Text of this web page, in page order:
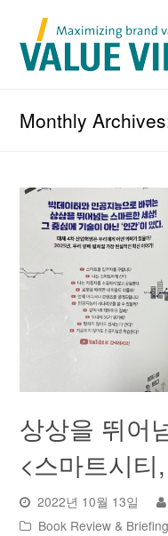
Monthly
상상을 뛰어
<스마트시
2022년 10월 13일
Book Review & Briefing